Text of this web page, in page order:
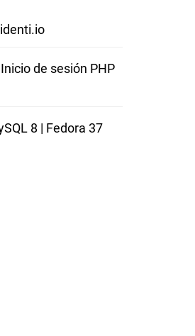
Inicio de sesión PHP
8 | Fedora 37